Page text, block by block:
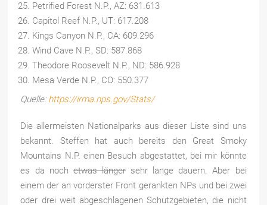
Petrified Forest N.P., AZ: 631.613
Capitol Reef N.P., UT: 617.208
Kings Canyon N.P., CA: 609.296
Wind Cave N.P., SD: 587.868
Theodore Roosevelt N.P., ND: 586.928
Mesa Verde N.P., CO: 550.377
Quelle: https://irma.nps.gov/Stats/
Die allermeisten Nationalparks aus dieser Liste sind uns
bekannt. Steffen hat auch bereits den Great Smoky
Mountains N.P. einen Besuch abgestattet, bei mir könnte
es da noch etwas längersehr lange dauern. Aber bei
einem der an vorderster Front gerankten NPs und bei zwei
oder drei weit abgeschlagenen Schutzgebieten, die nicht